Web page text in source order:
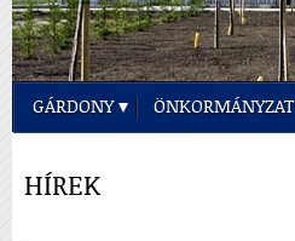
GÁRDONY ÖNKORMÁNYZAT
HÍREK